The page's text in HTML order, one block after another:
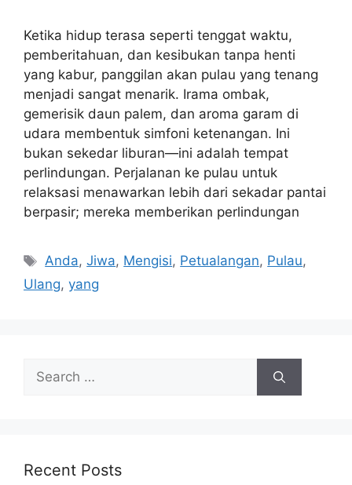
Ketika hidup terasa seperti tenggat waktu,
pemberitahuan, dan kesibukan tanpa henti
yang kabur, panggilan akan pulau yang tenang
menjadi sangat menarik. Irama ombak,
gemerisik daun palem, dan aroma garam di
udara membentuk simfoni ketenangan. Ini
bukan sekedar liburan—ini adalah tempat
perlindungan. Perjalanan ke pulau untuk
relaksasi menawarkan lebih dari sekadar pantai
berpasir; mereka memberikan perlindungan
Tags
Anda,Jiwa, Mengisi, Petualangan, Pulau,
Ulang, yang
Search
for:
Recent Posts